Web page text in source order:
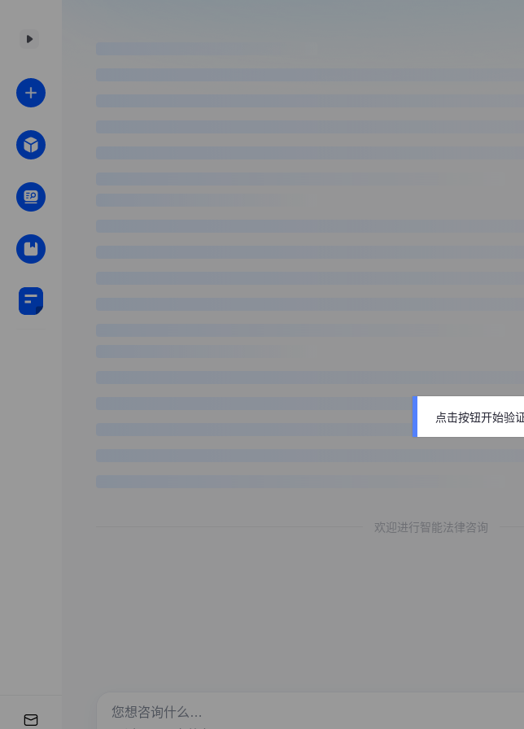
欢迎进行智能法律咨询
点击按钮开始验